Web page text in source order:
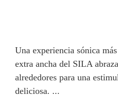
Una experiencia sónica
extra ancha del SILA
alrededores para una
deliciosa.